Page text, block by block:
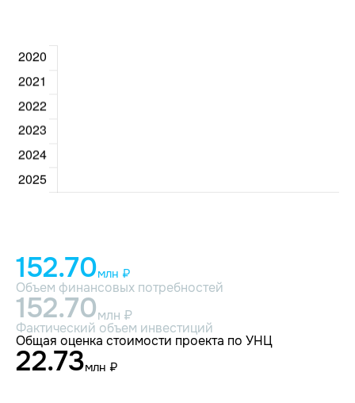
152.70млн ₽
Объем финансовых потребностей
152.70млн ₽
Фактический объем инвестиций
Общая оценка стоимости проекта по УНЦ
22.73млн ₽